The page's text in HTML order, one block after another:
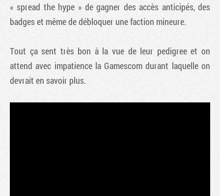
« spread the hype » de gagner des accès anticipés, des
badges et même de débloquer une faction mineure.
Tout ça sent très bon à la vue de leur pedigree et on
attend avec impatience la Gamescom durant laquelle on
devrait en savoir plus.